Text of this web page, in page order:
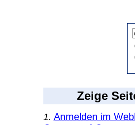
Zeige
1. Anmelden im